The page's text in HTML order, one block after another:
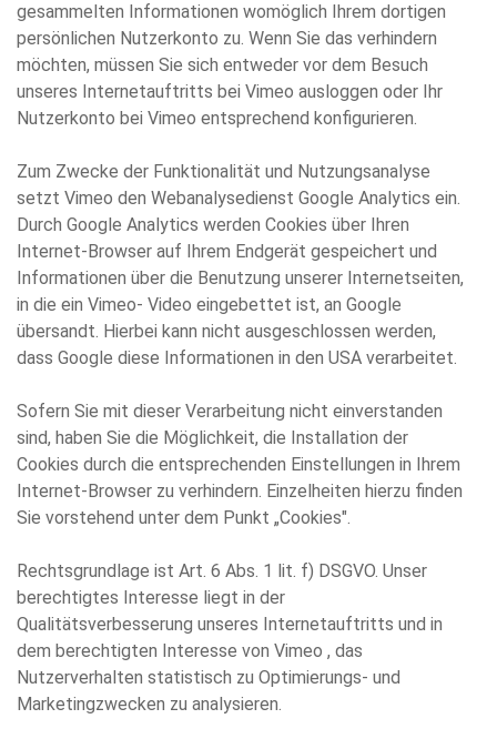
gesammelten Informationen womöglich Ihrem dortigen
persönlichen Nutzerkonto zu. Wenn Sie das verhindern
möchten, müssen Sie sich entweder vor dem Besuch
unseres Internetauftritts bei Vimeo ausloggen oder Ihr
Nutzerkonto bei Vimeo entsprechend konfigurieren.
Zum Zwecke der Funktionalität und Nutzungsanalyse
setzt Vimeo den Webanalysedienst Google Analytics ein.
Durch Google Analytics werden Cookies über Ihren
Internet-Browser auf Ihrem Endgerät gespeichert und
Informationen über die Benutzung unserer Internetseiten,
in die ein Vimeo- Video eingebettet ist, an Google
übersandt. Hierbei kann nicht ausgeschlossen werden,
dass Google diese Informationen in den USA verarbeitet.
Sofern Sie mit dieser Verarbeitung nicht einverstanden
sind, haben Sie die Möglichkeit, die Installation der
Cookies durch die entsprechenden Einstellungen in Ihrem
Internet-Browser zu verhindern. Einzelheiten hierzu finden
Sie vorstehend unter dem Punkt „Cookies".
Rechtsgrundlage ist Art. 6 Abs. 1 lit. f) DSGVO. Unser
berechtigtes Interesse liegt in der
Qualitätsverbesserung unseres Internetauftritts und in
dem berechtigten Interesse von Vimeo , das
Nutzerverhalten statistisch zu Optimierungs- und
Marketingzwecken zu analysieren.